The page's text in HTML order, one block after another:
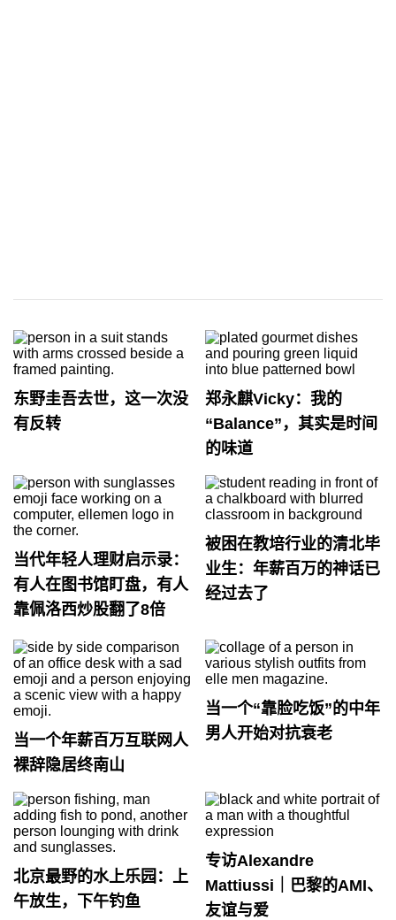
东野圭吾去世，这一次没
有反转
郑永麒Vicky：我的
“Balance”，其实是时间
的味道
当代年轻人理财启示录：
有人在图书馆盯盘，有人
靠佩洛西炒股翻了8倍
被困在教培行业的清北毕
业生：年薪百万的神话已
经过去了
当一个年薪百万互联网人
裸辞隐居终南山
当一个“靠脸吃饭”的中年
男人开始对抗衰老
北京最野的水上乐园：上
午放生，下午钓鱼
专访Alexandre
Mattiussi｜巴黎的AMI、
友谊与爱